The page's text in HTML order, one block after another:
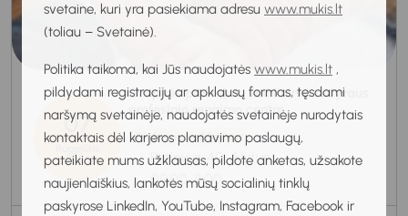
svetaine, kuri yra pasiekiama adresu www.mukis.lt
(toliau – Svetainė).
Politika taikoma, kai Jūs naudojatės www.mukis.lt ,
pildydami registracijų ar apklausų formas, tęsdami
naršymą svetainėje, naudojatės svetainėje nurodytais
kontaktais dėl karjeros planavimo paslaugų,
pateikiate mums užklausas, pildote anketas, užsakote
naujienlaiškius, lankotės mūsų socialinių tinklų
paskyrose LinkedIn, YouTube, Instagram, Facebook ir
07
2026
Grupinis profesinis veiklinimas Alytaus
profesinio rengimo centre
Profesinis veiklinimas
Putinų g. 40, Alytus
09:00-11:00